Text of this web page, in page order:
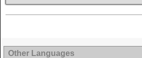
Other Languages